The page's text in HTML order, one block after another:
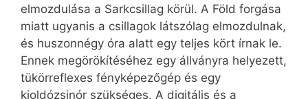
elmozdulása a Sarkcsillag körül. A Föld forgása
miatt ugyanis a csillagok látszólag elmozdulnak,
és huszonnégy óra alatt egy teljes kört írnak le.
Ennek megörökítéséhez egy állványra helyezett,
tükörreflexes fényképezőgép és egy
kioldózsinór szükséges. A digitális és a